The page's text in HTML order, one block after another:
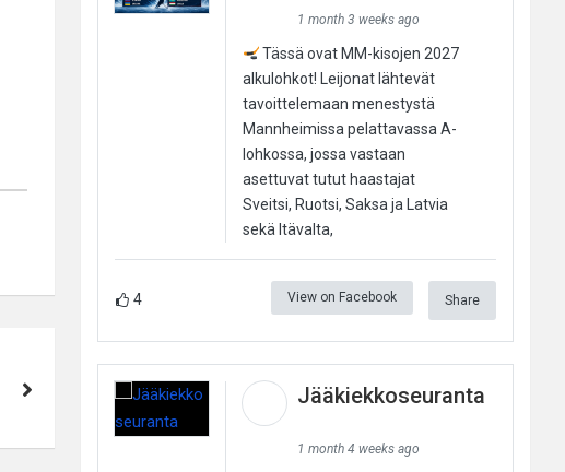
1 month 3 weeks ago
Tässä ovat MM-kisojen 2027
alkulohkot! Leijonat lähtevät
tavoittelemaan menestystä
Mannheimissa pelattavassa A-
lohkossa, jossa vastaan
asettuvat tutut haastajat
Sveitsi, Ruotsi, Saksa ja Latvia
sekä Itävalta,
4 View on Facebook Share
Jääkiekkoseuranta
1 month 4 weeks ago